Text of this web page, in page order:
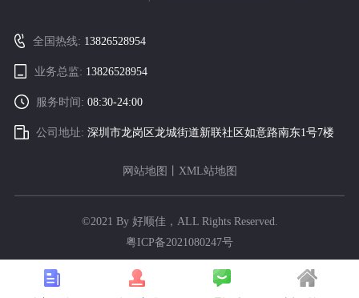
全国热线: 13826528954
业务总监: 13826528954
服务时间:08:30-24:00
公司地址:深圳市龙岗区龙城街道新联社区如意路南东1号7楼
网站地图 XML站地图
©2021 By 好顺佳，ALL Rights Reserved.
粤ICP备2021080247号